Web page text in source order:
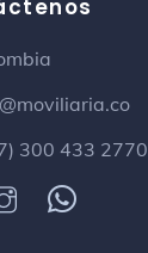
300 433 2770